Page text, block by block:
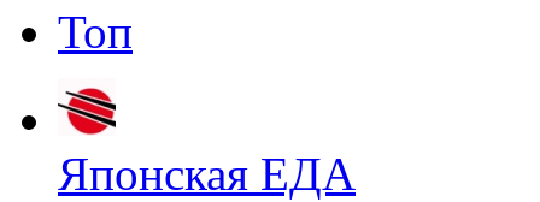
Топ
Японская ЕДА